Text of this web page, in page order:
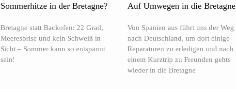
Sommerhitze in der Bretagne?
Bretagne statt Backofen: 22 Grad,
Meeresbrise und kein Schweiß in
Sicht – Sommer kann so entspannt
sein!
Auf Umwegen in die Bretagne
Von Spanien aus führt uns der Weg
nach Deutschland, um dort einige
Reparaturen zu erledigen und nach
einem Kurztrip zu Freunden gehts
wieder in die Bretagne